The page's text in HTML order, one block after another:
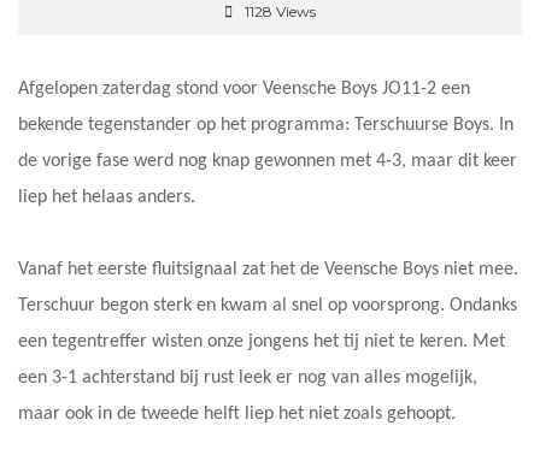
1128 Views
Afgelopen zaterdag stond voor Veensche Boys JO11-2 een
bekende tegenstander op het programma: Terschuurse Boys. In
de vorige fase werd nog knap gewonnen met 4-3, maar dit keer
liep het helaas anders.
Vanaf het eerste fluitsignaal zat het de Veensche Boys niet mee.
Terschuur begon sterk en kwam al snel op voorsprong. Ondanks
een tegentreffer wisten onze jongens het tij niet te keren. Met
een 3-1 achterstand bij rust leek er nog van alles mogelijk,
maar ook in de tweede helft liep het niet zoals gehoopt.